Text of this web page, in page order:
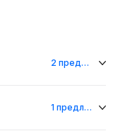
2 предложения
1 предложение